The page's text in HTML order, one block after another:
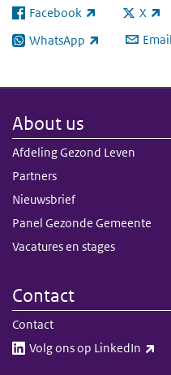
Facebook
(link is external) X
(link is
WhatsApp
(link is external) Email
About us
Afdeling Gezond Leven
Partners
Nieuwsbrief
Panel Gezonde Gemeente
Vacatures en stages
Contact
Contact
Volg ons op LinkedIn​​